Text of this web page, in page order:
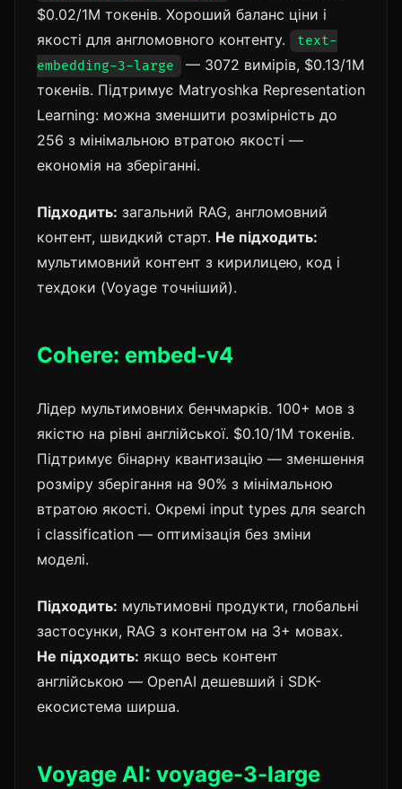
$0.02/1M токенів. Хороший баланс ціни і
якості для англомовного контенту.
text-
embedding-3-large
— 3072 вимірів, $0.13/1M
токенів. Підтримує Matryoshka Representation
Learning: можна зменшити розмірність до
256 з мінімальною втратою якості —
економія на зберіганні.
Підходить: загальний RAG, англомовний
контент, швидкий старт. Не підходить:
мультимовний контент з кирилицею, код і
техдоки (Voyage точніший).
Cohere: embed-v4
Лідер мультимовних бенчмарків. 100+ мов з
якістю на рівні англійської. $0.10/1M токенів.
Підтримує бінарну квантизацію — зменшення
розміру зберігання на 90% з мінімальною
втратою якості. Окремі input types для search
і classification — оптимізація без зміни
моделі.
Підходить: мультимовні продукти, глобальні
застосунки, RAG з контентом на 3+ мовах.
Не підходить: якщо весь контент
англійською — OpenAI дешевший і SDK-
екосистема ширша.
Voyage AI: voyage-3-large